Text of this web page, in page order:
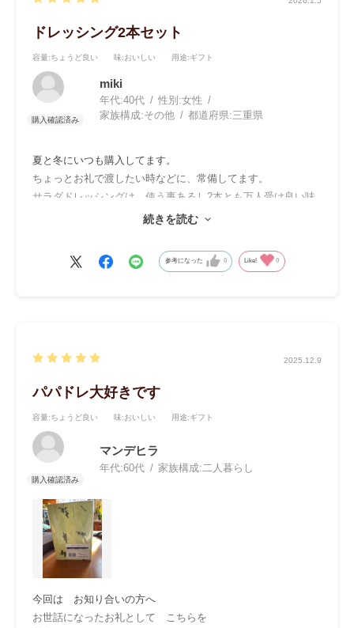
ドレッシング2本セット
容量:ちょうど良い 味:おいしい 用途:ギフト
miki
年代:40代 性別:女性
家族構成:その他 都道府県:三重県
夏と冬にいつも購入してます。
ちょっとお礼で渡したい時などに、常備してます。
サラダドレッシングは、使う事あるし2本とも万人受け良い味
なのでとても気に入ってます。
続きを読む
参考になった 0 Like! 0
2025.12.9
パパドレ大好きです
容量:ちょうど良い 味:おいしい 用途:ギフト
マンデヒラ
年代:60代 家族構成: 二人暮らし
今回は お知り合いの方へ
お世話になったお礼として こちらを